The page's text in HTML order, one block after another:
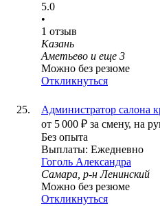
5.0
•
1 отзыв
Казань
Аметьево и еще 3
Можно без резюме
Откликнуться
Администратор салона
от 5 000 ₽ за смену, на
Без опыта
Выплаты: Ежедневно
Гоголь Александра
Самара, р-н Ленинский
Можно без резюме
Откликнуться